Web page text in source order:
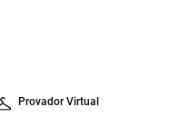
Provador Virtual